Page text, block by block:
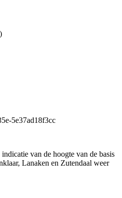
5e37ad18f3cc
van de hoogte van de basis
Lanaken en Zutendaal weer